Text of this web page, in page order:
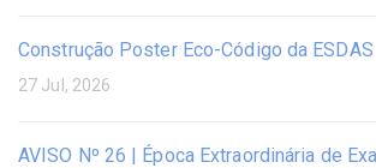
Construção Poster Eco-Código da ESDAS
27 Jul, 2026
AVISO Nº 26 | Época Extraordinária de